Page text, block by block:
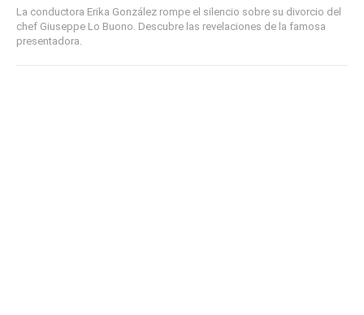
La conductora Erika González rompe el silencio sobre su divorcio del
chef Giuseppe Lo Buono. Descubre las revelaciones de la famosa
presentadora.